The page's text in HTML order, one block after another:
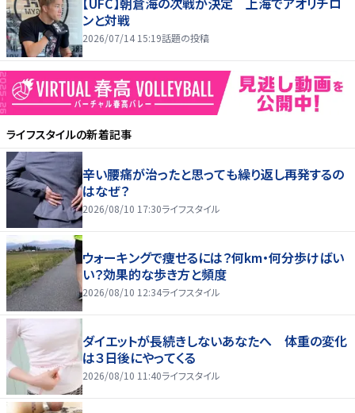
ンと対戦
2026/07/14 15:19話題の投稿
ライフスタイルの新着記事
辛い腰痛が治ったと思っても繰り返し再発するの
はなぜ？
2026/08/10 17:30ライフスタイル
ウォーキングで痩せるには？何km・何分歩けばい
い？効果的な歩き方と頻度
2026/08/10 12:34ライフスタイル
ダイエットが長続きしないあなたへ 体重の変化
は３日後にやってくる
2026/08/10 11:40ライフスタイル